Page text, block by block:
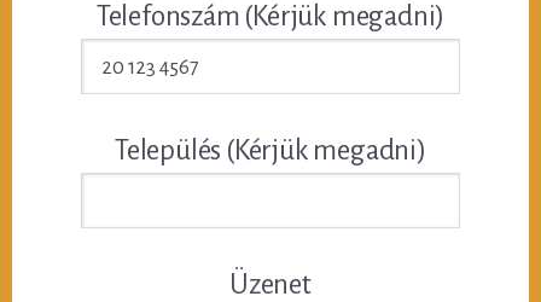
Telefonszám (Kérjük megadni)
Település (Kérjük megadni)
Üzenet